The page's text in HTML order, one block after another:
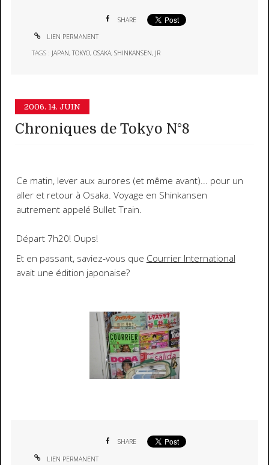
SHARE
LIEN PERMANENT
TAGS : JAPAN,TOKYO,OSAKA,SHINKANSEN, JR
2006. 14. JUIN
Chroniques de Tokyo N°8
Ce matin, lever aux aurores (et même avant)... pour un
aller et retour à Osaka. Voyage en Shinkansen
autrement appelé Bullet Train.
Départ 7h20! Oups!
Et en passant, saviez-vous que Courrier International
avait une édition japonaise?
SHARE
LIEN PERMANENT